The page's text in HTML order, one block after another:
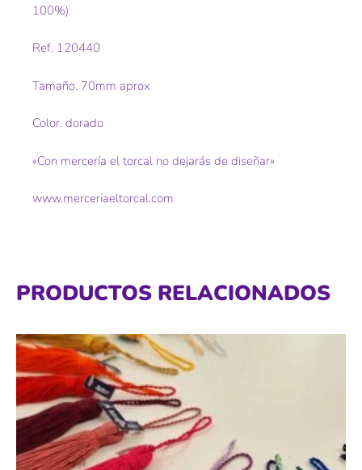
100%)
Ref. 120440
Tamaño. 70mm aprox
Color. dorado
«Con mercería el torcal no dejarás de diseñar»
www.merceriaeltorcal.com
PRODUCTOS RELACIONADOS